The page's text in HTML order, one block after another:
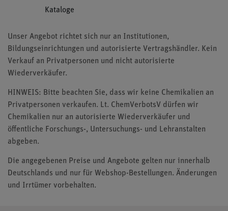
Kataloge
Unser Angebot richtet sich nur an Institutionen,
Bildungseinrichtungen und autorisierte Vertragshändler. Kein
Verkauf an Privatpersonen und nicht autorisierte
Wiederverkäufer.
HINWEIS: Bitte beachten Sie, dass wir keine Chemikalien an
Privatpersonen verkaufen. Lt. ChemVerbotsV dürfen wir
Chemikalien nur an autorisierte Wiederverkäufer und
öffentliche Forschungs-, Untersuchungs- und Lehranstalten
abgeben.
Die angegebenen Preise und Angebote gelten nur innerhalb
Deutschlands und nur für Webshop-Bestellungen. Änderungen
und Irrtümer vorbehalten.